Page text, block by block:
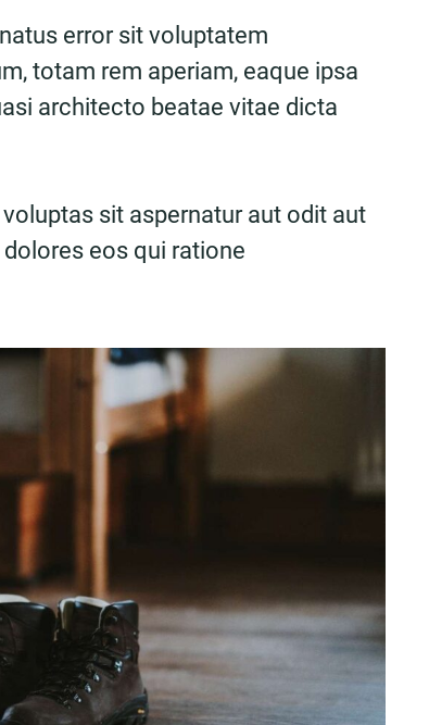
error sit voluptatem
totam rem aperiam, eaque ipsa
architecto beatae vitae dicta
sit aspernatur aut odit aut
eos qui ratione